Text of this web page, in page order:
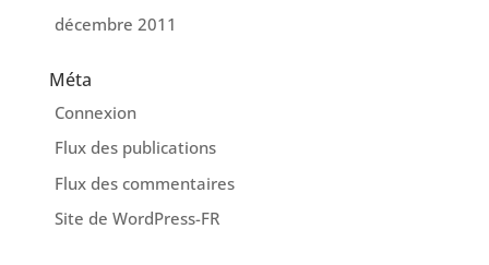
décembre 2011
Méta
Connexion
Flux des publications
Flux des commentaires
Site de WordPress-FR